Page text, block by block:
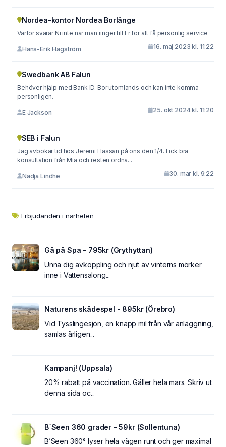
Nordea-kontor Nordea Borlänge
Varför svarar Ni inte när man ringer till Er för att få personlig service
Hans-Erik Hagström 16. maj 2023 kl. 11:22
Swedbank AB Falun
Behöver hjälp med Bank ID. Bor utomlands och kan inte komma
personligen.
E Jackson 25. okt 2024 kl. 11:20
SEB i Falun
Jag avbokar tid hos Jeremi Hassan på ons den 1/4. Fick bra
konsultation från Mia och resten ordna...
Nadja Lindhe 30. mar kl. 9:22
Erbjudanden i närheten
Gå på Spa - 795kr (Grythyttan)
Unna dig avkoppling och njut av vinterns mörker
inne i Vattensalong...
Naturens skådespel - 895kr (Örebro)
Vid Tysslingesjön, en knapp mil från vår anläggning,
samlas årligen...
Kampanj! (Uppsala)
20% rabatt på vaccination. Gäller hela mars. Skriv ut
denna sida oc...
B´Seen 360 grader - 59kr (Sollentuna)
B’Seen 360° lyser hela vägen runt och ger maximal